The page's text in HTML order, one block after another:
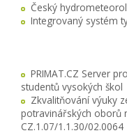
Český
Integrovaný systém
PRIMAT.CZ Server
studentů vysokých škol
Zkvalitňování výuky
potravinářských oborů
CZ.1.07/1.1.30/02.0064